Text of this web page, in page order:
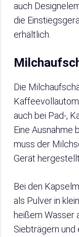
auch
die
erhältlich.
Die
auch bei Pad-,
Eine Ausnahme
muss der
Gerät
Bei den
als Pulver in
heißem Wasser
Siebträgern und